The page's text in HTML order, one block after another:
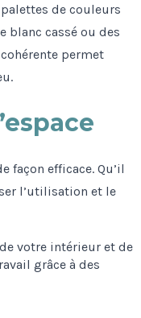
de couleurs
blanc cassé ou des
permet
façon efficace. Qu’il
l’utilisation et le